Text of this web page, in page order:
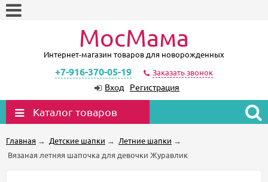
МосМама
Интернет-магазин товаров для новорожденных
+7-916-370-05-19 Заказать звонок
Вход Регистрация
Каталог товаров
Главная → Детские шапки → Летние шапки →
Вязаная летняя шапочка для девочки Журавлик